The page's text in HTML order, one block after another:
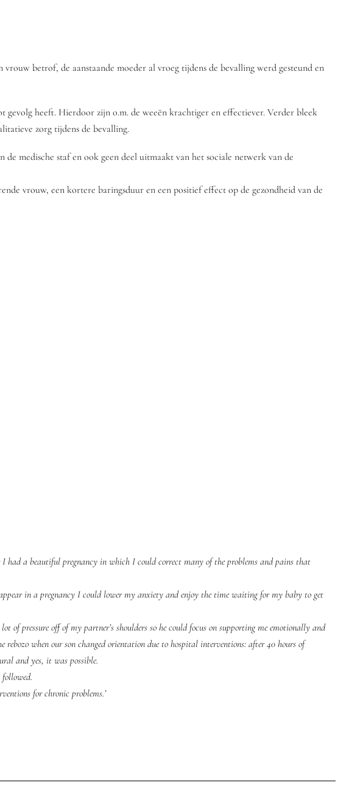
betrof, de aanstaande moeder al vroeg tijdens de bevalling werd gesteund en
heeft. Hierdoor zijn o.m. de weeën krachtiger en effectiever. Verder bleek
zorg tijdens de bevalling.
medische staf en ook geen deel uitmaakt van het sociale netwerk van de
vrouw, een kortere baringsduur en een positief effect op de gezondheid van de
had a beautiful pregnancy in which I could correct many of the problems and pains that
in a pregnancy I could lower my anxiety and enjoy the time waiting for my baby to get
pressure off of my partner’s shoulders so he could focus on supporting me emotionally and
when our son changed orientation due to hospital interventions: after 40 hours of
and yes, it was possible.
for chronic problems.’